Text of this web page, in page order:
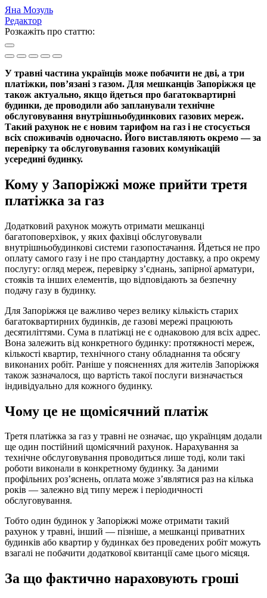
Яна Мозуль
Редактор
Розкажіть про статтю:
У травні частина українців може побачити не дві, а три
платіжки, пов’язані з газом. Для мешканців Запоріжжя це
також актуально, якщо йдеться про багатоквартирні
будинки, де проводили або запланували технічне
обслуговування внутрішньобудинкових газових мереж.
Такий рахунок не є новим тарифом на газ і не стосується
всіх споживачів одночасно. Його виставляють окремо — за
перевірку та обслуговування газових комунікацій
усередині будинку.
Кому у Запоріжжі може прийти третя
платіжка за газ
Додатковий рахунок можуть отримати мешканці
багатоповерхівок, у яких фахівці обслуговували
внутрішньобудинкові системи газопостачання. Йдеться не про
оплату самого газу і не про стандартну доставку, а про окрему
послугу: огляд мереж, перевірку з’єднань, запірної арматури,
стояків та інших елементів, що відповідають за безпечну
подачу газу в будинку.
Для Запоріжжя це важливо через велику кількість старих
багатоквартирних будинків, де газові мережі працюють
десятиліттями. Сума в платіжці не є однаковою для всіх адрес.
Вона залежить від конкретного будинку: протяжності мереж,
кількості квартир, технічного стану обладнання та обсягу
виконаних робіт. Раніше у поясненнях для жителів Запоріжжя
також зазначалося, що вартість такої послуги визначається
індивідуально для кожного будинку.
Чому це не щомісячний платіж
Третя платіжка за газ у травні не означає, що українцям додали
ще один постійний щомісячний рахунок. Нарахування за
технічне обслуговування проводиться лише тоді, коли такі
роботи виконали в конкретному будинку. За даними
профільних роз’яснень, оплата може з’являтися раз на кілька
років — залежно від типу мереж і періодичності
обслуговування.
Тобто один будинок у Запоріжжі може отримати такий
рахунок у травні, інший — пізніше, а мешканці приватних
будинків або квартир у будинках без проведених робіт можуть
взагалі не побачити додаткової квитанції саме цього місяця.
За що фактично нараховують гроші